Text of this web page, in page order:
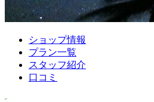
ショップ情報
プラン一覧
スタッフ紹介
口コミ